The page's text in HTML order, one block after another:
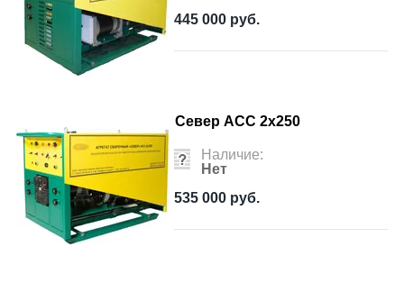
445 000 руб.
Север АСС 2x250
Наличие:
Нет
535 000 руб.